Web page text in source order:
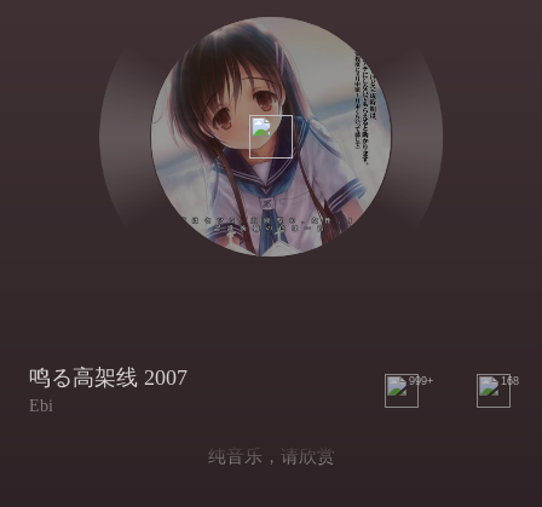
鸣る高架线 2007
Ebi
999+ 168
纯音乐，请欣赏